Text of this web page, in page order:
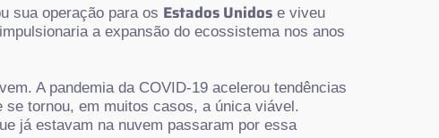
sua operação para os Estados Unidos e viveu
a expansão do ecossistema nos anos
A pandemia da COVID-19 acelerou tendências
tornou, em muitos casos, a única viável.
já estavam na nuvem passaram por essa